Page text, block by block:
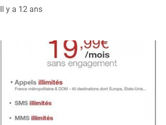
Il y a 12 ans